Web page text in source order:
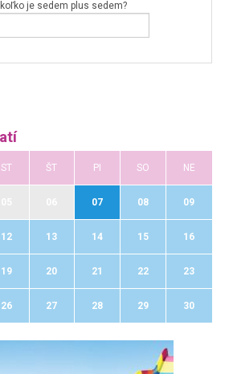
je sedem plus sedem?
ST ŠT PI SO NE
07 08 09
12 13 14 15 16
19 20 21 22 23
26 27 28 29 30